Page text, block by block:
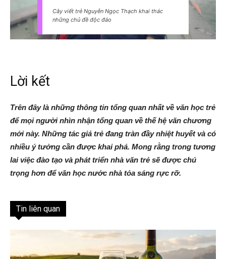
Cây viết trẻ Nguyễn Ngọc Thạch khai thác
những chủ đề độc đáo
Lời kết
Trên đây là những thông tin tổng quan nhất về văn học trẻ
để mọi người nhìn nhận tổng quan về thế hệ văn chương
mới này. Những tác giả trẻ đang tràn đầy nhiệt huyết và có
nhiều ý tưởng cần được khai phá. Mong rằng trong tương
lai việc đào tạo và phát triển nhà văn trẻ sẽ được chú
trọng hơn để văn học nước nhà tỏa sáng rực rỡ.
Tin liên quan